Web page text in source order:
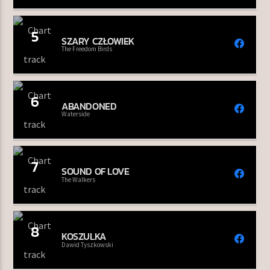
5 SZARY CZŁOWIEK
The Freedom Birds
6 ABANDONED
Waterside
7 SOUND OF LOVE
The Walkers
8 KOSZULKA
Dawid Tyszkowski